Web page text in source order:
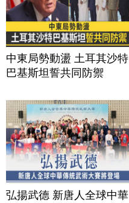
中東局勢動盪 土耳其沙特
巴基斯坦誓共同防禦
弘揚武德 新唐人全球中華